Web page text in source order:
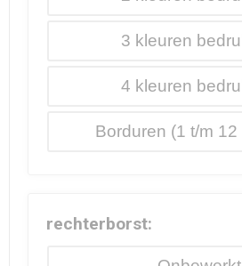
3
4
Borduren
rechterborst: